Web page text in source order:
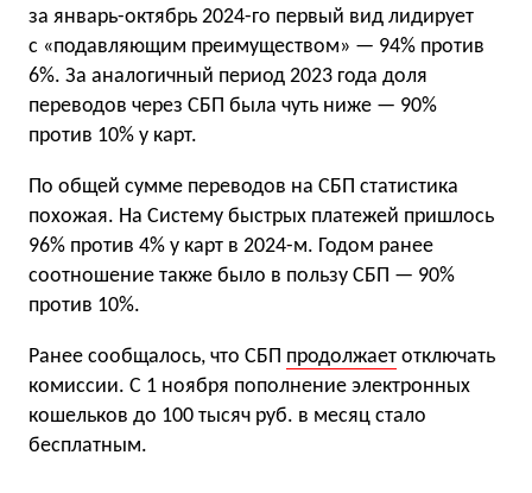
за январь-октябрь 2024-го первый вид лидирует
с «подавляющим преимуществом» — 94% против
6%. За аналогичный период 2023 года доля
переводов через СБП была чуть ниже — 90%
против 10% у карт.
По общей сумме переводов на СБП статистика
похожая. На Систему быстрых платежей пришлось
96% против 4% у карт в 2024-м. Годом ранее
соотношение также было в пользу СБП — 90%
против 10%.
Ранее сообщалось, что СБП продолжает отключать
комиссии. С 1 ноября пополнение электронных
кошельков до 100 тысяч руб. в месяц стало
бесплатным.